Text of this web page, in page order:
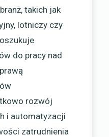
takich jak
lotniczy czy
do pracy nad
rozwój
i automatyzacji
zatrudnienia